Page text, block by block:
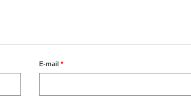
E-mail*